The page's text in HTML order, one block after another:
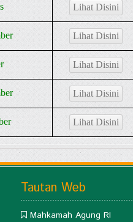
Lihat Disini
Lihat Disini
Lihat Disini
Lihat Disini
Lihat Disini
Tautan Web
Mahkamah Agung RI